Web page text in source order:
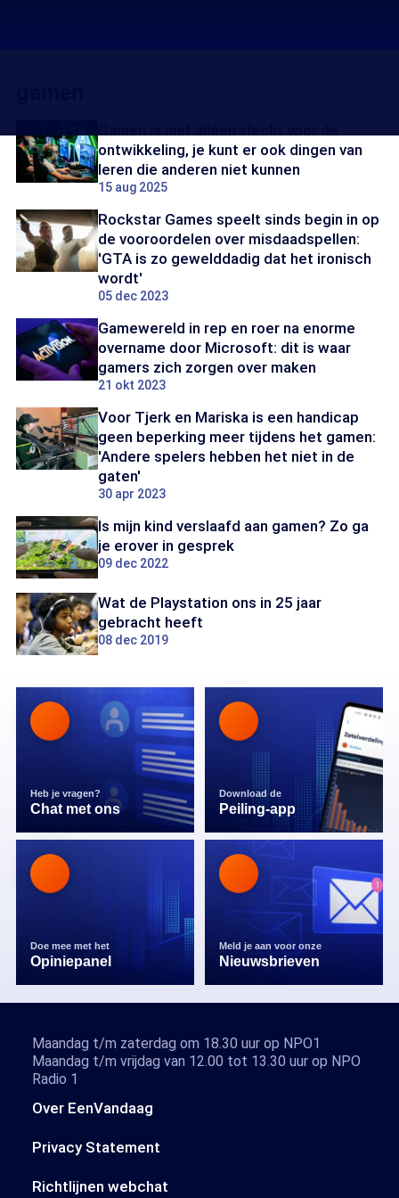
ontwikkeling, je kunt er ook dingen van
leren die anderen niet kunnen
15 aug 2025
Rockstar Games speelt sinds begin in op
de vooroordelen over misdaadspellen:
'GTA is zo gewelddadig dat het ironisch
wordt'
05 dec 2023
Gamewereld in rep en roer na enorme
overname door Microsoft: dit is waar
gamers zich zorgen over maken
21 okt 2023
Voor Tjerk en Mariska is een handicap
geen beperking meer tijdens het gamen:
'Andere spelers hebben het niet in de
gaten'
30 apr 2023
Is mijn kind verslaafd aan gamen? Zo ga
je erover in gesprek
09 dec 2022
Wat de Playstation ons in 25 jaar
gebracht heeft
08 dec 2019
Heb je vragen?
Chat met ons
Download de
Peiling-app
Doe mee met het
Opiniepanel
Meld je aan voor onze
Nieuwsbrieven
Over EenVandaag
Privacy Statement
Richtlijnen webchat
Maandag t/m zaterdag om 18.30 uur op NPO1
Maandag t/m vrijdag van 12.00 tot 13.30 uur op NPO
Radio 1